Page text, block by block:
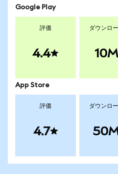
Google Play
評価
4.4
ダウンロ
App Store
評価
4.7
ダウンロ